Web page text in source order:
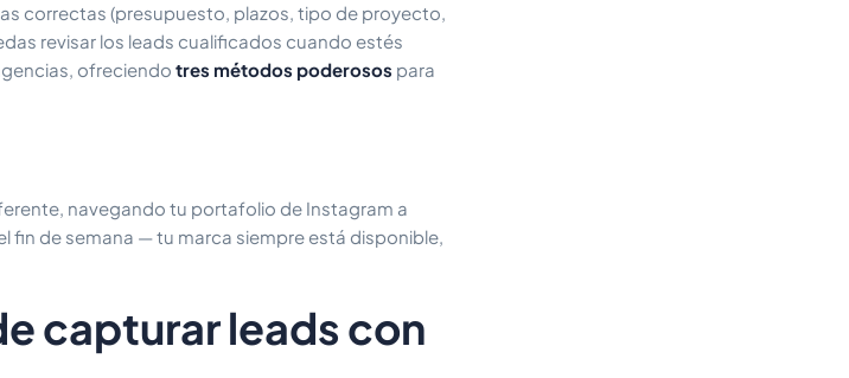
correctas (presupuesto, plazos, tipo de proyecto,
revisar los leads cualificados cuando estés
ofreciendo tres métodos poderosos para
navegando tu portafolio de Instagram a
fin de semana — tu marca siempre está disponible,
capturar leads con